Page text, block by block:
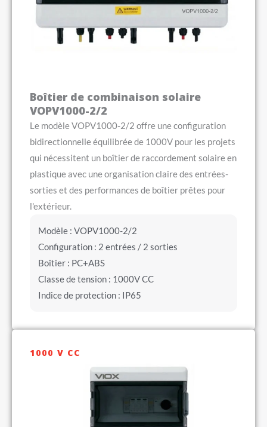
Boîtier de combinaison solaire
VOPV1000-2/2
Le modèle VOPV1000-2/2 offre une configuration
bidirectionnelle équilibrée de 1000V pour les projets
qui nécessitent un boîtier de raccordement solaire en
plastique avec une organisation claire des entrées-
sorties et des performances de boîtier prêtes pour
l'extérieur.
Modèle : VOPV1000-2/2
Configuration : 2 entrées / 2 sorties
Boîtier : PC+ABS
Classe de tension : 1000V CC
Indice de protection : IP65
1000 V CC